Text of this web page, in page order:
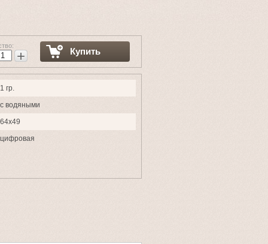
+ Купить
1 гр.
с водяными
64х49
цифровая